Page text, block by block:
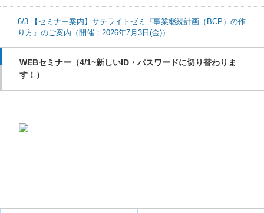
6/3-【セミナー案内】サテライトゼミ『事業継続計画（BCP）の作
り方』のご案内（開催：2026年7月3日(金)）
WEBセミナー（4/1~新しいID・パスワードに切り替わりま
す！）